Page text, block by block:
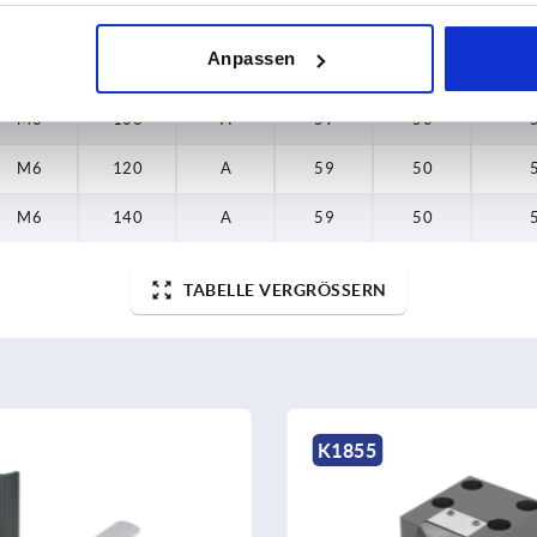
Anpassen
120 A 59 50
A 59
M6 106 A 59 50
M6 120 A 59 50
M6 140 A 59 50
TABELLE VERGRÖSSERN
K1854